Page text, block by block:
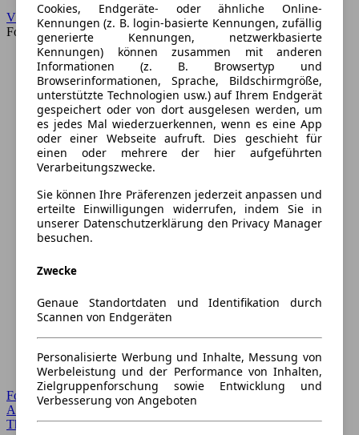
VW
Forum
Forum Startseite
Alle Auto-Foren
Themen-Forum
Cookies, Endgeräte- oder ähnliche Online-
Kennungen (z. B. login-basierte Kennungen, zufällig
generierte Kennungen, netzwerkbasierte
Kennungen) können zusammen mit anderen
Informationen (z. B. Browsertyp und
Browserinformationen, Sprache, Bildschirmgröße,
unterstützte Technologien usw.) auf Ihrem Endgerät
gespeichert oder von dort ausgelesen werden, um
es jedes Mal wiederzuerkennen, wenn es eine App
oder einer Webseite aufruft. Dies geschieht für
einen oder mehrere der hier aufgeführten
Verarbeitungszwecke.
Sie können Ihre Präferenzen jederzeit anpassen und
erteilte Einwilligungen widerrufen, indem Sie in
unserer Datenschutzerklärung den Privacy Manager
besuchen.
Zwecke
Genaue Standortdaten und Identifikation durch
Scannen von Endgeräten
Personalisierte Werbung und Inhalte, Messung von
Werbeleistung und der Performance von Inhalten,
Zielgruppenforschung sowie Entwicklung und
Verbesserung von Angeboten